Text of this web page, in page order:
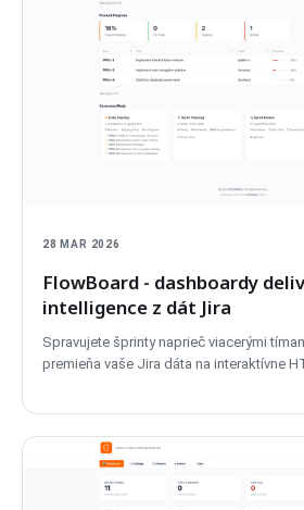
28 MAR 2026
FlowBoard - dashboardy
intelligence z dát Jira
Spravujete šprinty naprieč viacerými
premieňa vaše Jira dáta na interaktívne